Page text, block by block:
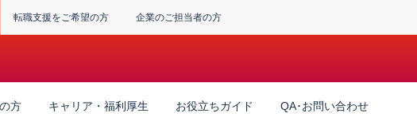
転職支援をご希望の方 企業のご担当者の方
方 キャリア・福利厚生 お役立ちガイド QA･お問い合わせ